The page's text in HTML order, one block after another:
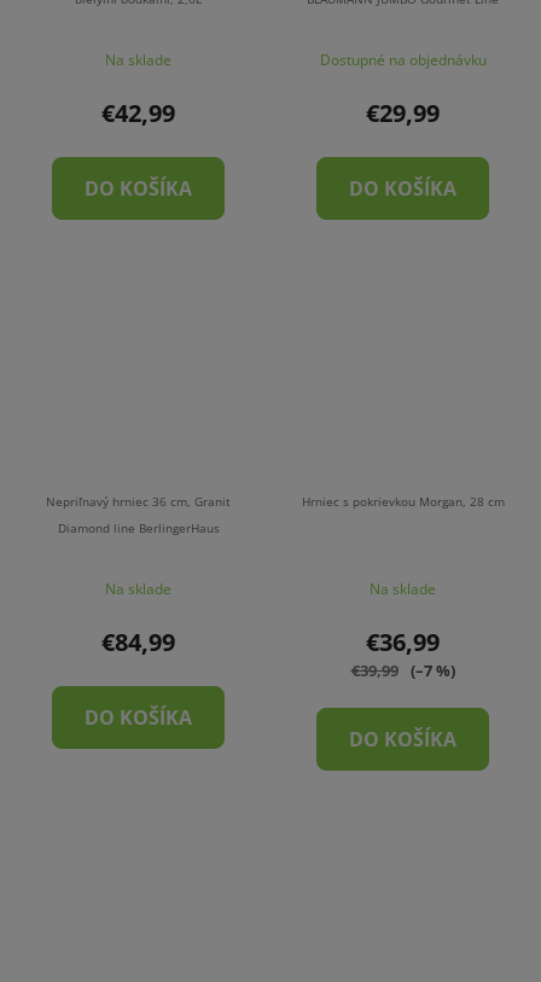
Na sklade
€42,99
DO KOŠÍKA
Dostupné na objednávku
€29,99
DO KOŠÍKA
Nepriľnavý hrniec 36 cm, Granit
Diamond line BerlingerHaus
Na sklade
€84,99
DO KOŠÍKA
Hrniec s pokrievkou Morgan, 28 cm
Na sklade
€36,99
€39,99 (–7 %)
DO KOŠÍKA